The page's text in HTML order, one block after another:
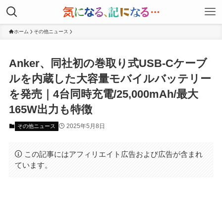
ホーム その他ニュース
Anker、同社初の巻取り式USB-Cケーブ
ルを内蔵した大容量モバイルバッテリー
を発売｜4台同時充電/25,000mAh/最⼤
165W出力も特徴
その他ニュース 2025年5月8日
この記事にはアフィリエイト広告および広告が含まれ
ています。